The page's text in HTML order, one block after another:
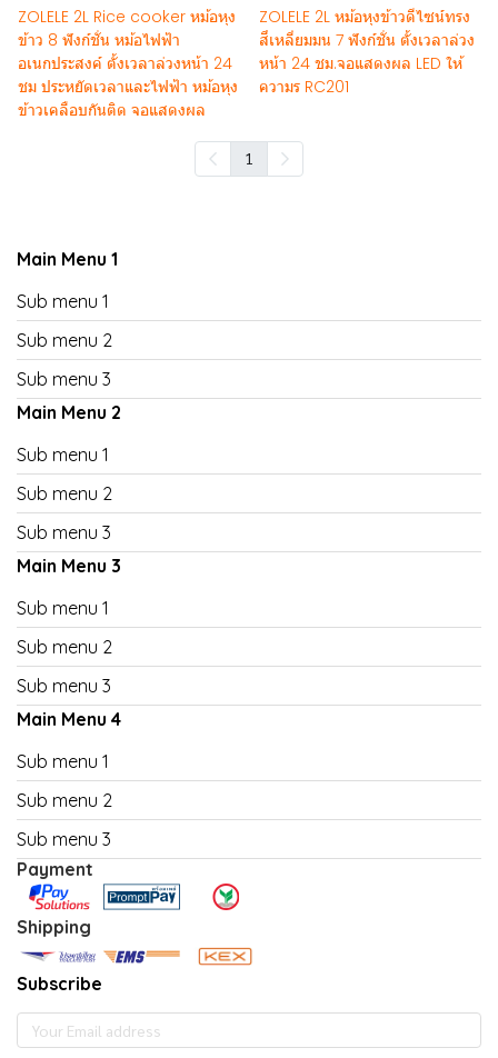
ZOLELE 2L Rice cooker หม้อหุง
ข้าว 8 ฟังก์ชั่น หม้อไฟฟ้า
อเนกประสงค์ ตั้งเวลาล่วงหน้า 24
ชม ประหยัดเวลาและไฟฟ้า หม้อหุง
ข้าวเคลือบกันติด จอแสดงผล
ZOLELE 2L หม้อหุงข้าวดีไซน์ทรง
สี่เหลี่ยมมน 7 ฟังก์ชั่น ตั้งเวลาล่วง
หน้า 24 ชม.จอแสดงผล LED ให้
ความร RC201
1
Main Menu 1
Sub menu 1
Sub menu 2
Sub menu 3
Main Menu 2
Sub menu 1
Sub menu 2
Sub menu 3
Main Menu 3
Sub menu 1
Sub menu 2
Sub menu 3
Main Menu 4
Sub menu 1
Sub menu 2
Sub menu 3
Payment
Shipping
Subscribe